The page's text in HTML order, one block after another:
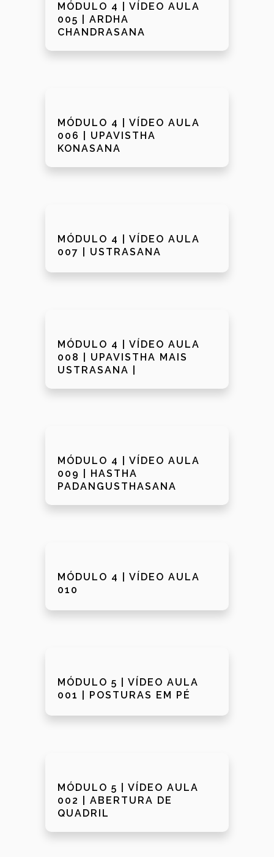
MÓDULO 4 | VÍDEO AULA
005 | ARDHA
CHANDRASANA
MÓDULO 4 | VÍDEO AULA
006 | UPAVISTHA
KONASANA
MÓDULO 4 | VÍDEO AULA
007 | USTRASANA
MÓDULO 4 | VÍDEO AULA
008 | UPAVISTHA MAIS
USTRASANA |
MÓDULO 4 | VÍDEO AULA
009 | HASTHA
PADANGUSTHASANA
MÓDULO 4 | VÍDEO AULA
010
MÓDULO 5 | VÍDEO AULA
001 | POSTURAS EM PÉ
MÓDULO 5 | VÍDEO AULA
002 | ABERTURA DE
QUADRIL